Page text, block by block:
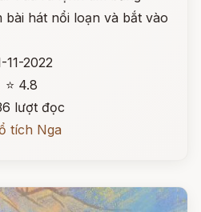
hát nổi loạn và bắt vào
11-2022
⭐ 4.8
lượt đọc
tích Nga